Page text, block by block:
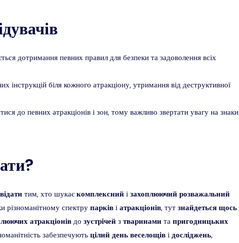
дотримання певних правил для безпеки та задоволення всіх
біля кожного атракціону, утримання від деструктивної
до певних атракціонів і зон, тому важливо звертати увагу на знаки
тим, хто шукаєкомплексний і захоплюючий розважальний
різноманітному спектру парків і атракціонів, тут знайдеться щось
атракціонів до зустрічей з тваринами та пригодницьких
забезпечують цілий день веселощів і досліджень,